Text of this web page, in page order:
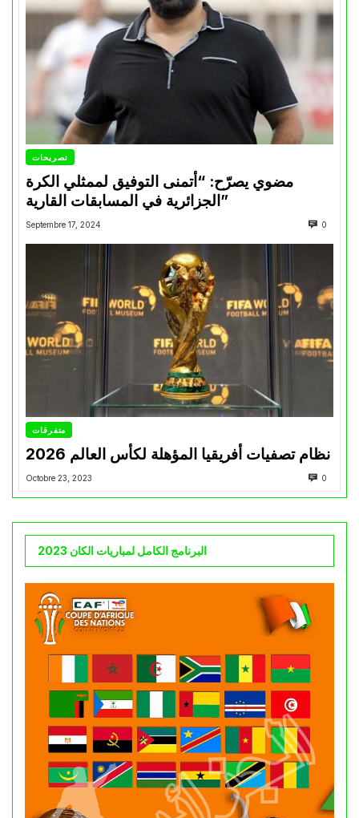
تصريحات
مضوي يصرّح: “أتمنى التوفيق لممثلي الكرة
الجزائرية في المسابقات القارية”
Septembre 17, 2024 0
متفرقات
نظام تصفيات أفريقيا المؤهلة لكأس العالم 2026
Octobre 23, 2023 0
البرنامج الكامل لمباريات الكان 2023